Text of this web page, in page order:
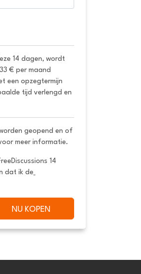
14 dagen, wordt
€ per maand
een opzegtermijn
tijd verlengd en
geopend en of
meer informatie.
14
dat ik de
NU KOPEN